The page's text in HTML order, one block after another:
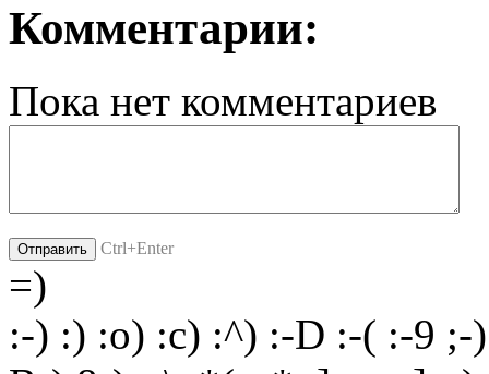
Комментарии:
Пока нет комментариев
Ctrl+Enter
=)
:-) :) :o) :c) :^) :-D :-( :-9 ;-)